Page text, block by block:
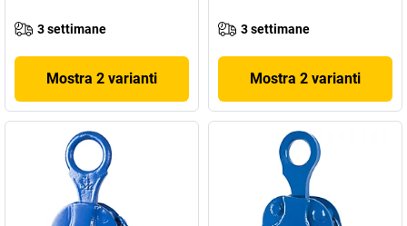
3 settimane
Mostra 2 varianti
3 settimane
Mostra 2 varianti